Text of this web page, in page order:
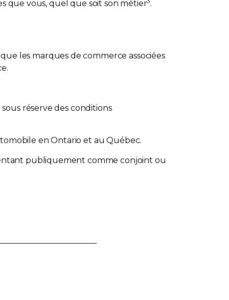
que vous, quel que soit son métier .
que les marques de commerce associées
réserve des conditions
en Ontario et au Québec.
publiquement comme conjoint ou